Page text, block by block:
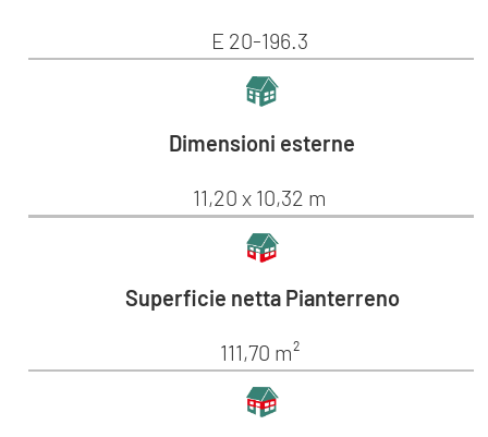
E 20-196.3
Dimensioni esterne
11,20 x 10,32 m
Superficie netta Pianterreno
111,70 m²